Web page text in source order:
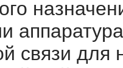
связи